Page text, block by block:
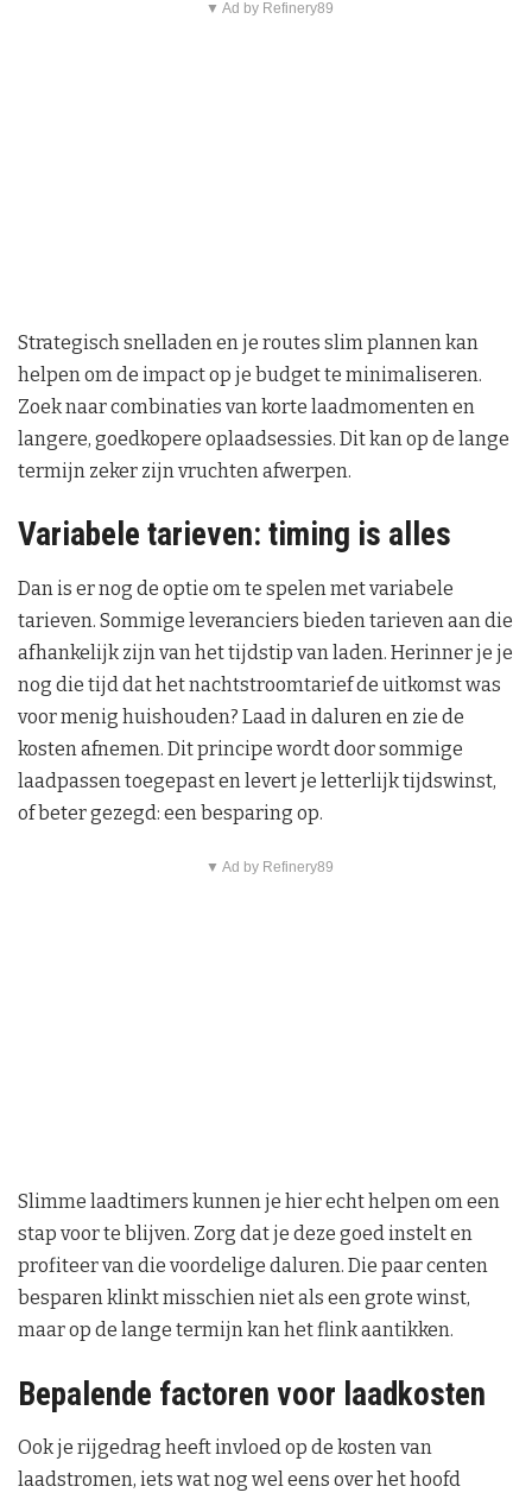
▼ Ad by Refinery89
Strategisch snelladen en je routes slim plannen kan
helpen om de impact op je budget te minimaliseren.
Zoek naar combinaties van korte laadmomenten en
langere, goedkopere oplaadsessies. Dit kan op de lange
termijn zeker zijn vruchten afwerpen.
Variabele tarieven: timing is alles
Dan is er nog de optie om te spelen met variabele
tarieven. Sommige leveranciers bieden tarieven aan die
afhankelijk zijn van het tijdstip van laden. Herinner je je
nog die tijd dat het nachtstroomtarief de uitkomst was
voor menig huishouden? Laad in daluren en zie de
kosten afnemen. Dit principe wordt door sommige
laadpassen toegepast en levert je letterlijk tijdswinst,
of beter gezegd: een besparing op.
▼ Ad by Refinery89
Slimme laadtimers kunnen je hier echt helpen om een
stap voor te blijven. Zorg dat je deze goed instelt en
profiteer van die voordelige daluren. Die paar centen
besparen klinkt misschien niet als een grote winst,
maar op de lange termijn kan het flink aantikken.
Bepalende factoren voor laadkosten
Ook je rijgedrag heeft invloed op de kosten van
laadstromen, iets wat nog wel eens over het hoofd